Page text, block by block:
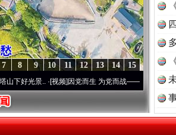
15
14
13
12
11
10
9
8
7
..·[视频]因党而生 为党而战——百年“纪”事⑧加强纪